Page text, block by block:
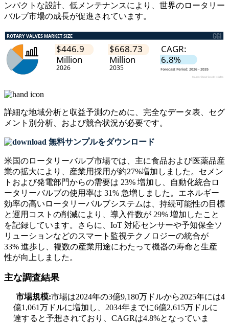
ンパクトな設計、低メンテナンスにより、世界のロータリー
バルブ市場の成長が促進されています。
詳細な地域分析と収益予測のために、 完全なデータ表、セグ
メント別分析、および競合状況が必要です。
無料サンプルをダウンロード
米国のロータリーバルブ市場では、主に食品および医薬品産
業の拡大により、産業用採用が約27%増加しました。セメン
トおよび発電部門からの需要は 23% 増加し、自動化統合ロ
ータリーバルブの使用率は 31% 急増しました。エネルギー
効率の高いロータリーバルブシステムは、持続可能性の目標
と運用コストの削減により、導入件数が 29% 増加したこと
を記録しています。さらに、IoT 対応センサーや予知保全ソ
リューションなどのスマート監視テクノロジーの統合が
33% 進歩し、複数の産業用途にわたって機器の寿命と生産
性が向上しました。
主な調査結果
市場規模:市場は2024年の3億9,180万ドルから2025年には4
億1,061万ドルに増加し、2034年までに6億2,615万ドルに
達すると予想されており、CAGRは4.8%となっていま